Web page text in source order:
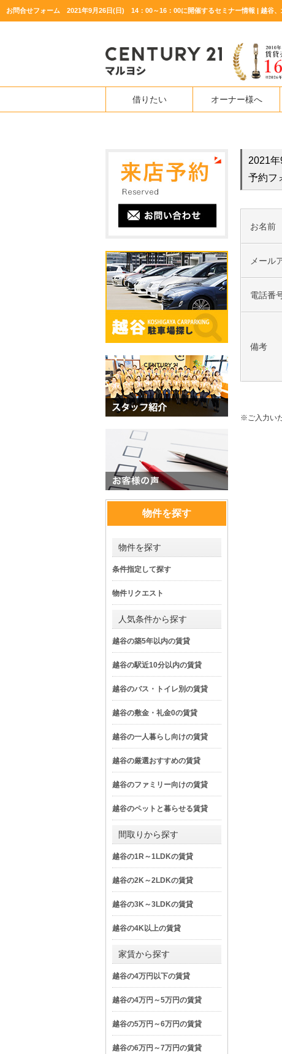
借りたい オーナー様へ
2021
予約フ
お名前
メール
電話番
備考
※ご入力い
物件を探す
物件を探す
条件指定して探す
物件リクエスト
人気条件から探す
越谷の築5年以内の賃貸
越谷の駅近10分以内の賃貸
越谷のバス・トイレ別の賃貸
越谷の敷金・礼金0の賃貸
越谷の一人暮らし向けの賃貸
越谷の厳選おすすめの賃貸
越谷のファミリー向けの賃貸
越谷のペットと暮らせる賃貸
間取りから探す
越谷の1R～1LDKの賃貸
越谷の2K～2LDKの賃貸
越谷の3K～3LDKの賃貸
越谷の4K以上の賃貸
家賃から探す
越谷の4万円以下の賃貸
越谷の4万円～5万円の賃貸
越谷の5万円～6万円の賃貸
越谷の6万円～7万円の賃貸